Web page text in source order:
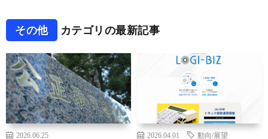
その他 カテゴリの最新記事
2026.06.25
2026.04.01 動向/展望